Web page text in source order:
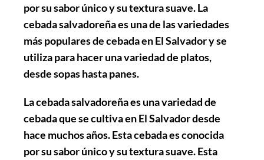
por su sabor único y su textura suave. La
cebada salvadoreña es una de las variedades
más populares de cebada en El Salvador y se
utiliza para hacer una variedad de platos,
desde sopas hasta panes.
La cebada salvadoreña es una variedad de
cebada que se cultiva en El Salvador desde
hace muchos años. Esta cebada es conocida
por su sabor único y su textura suave. Esta